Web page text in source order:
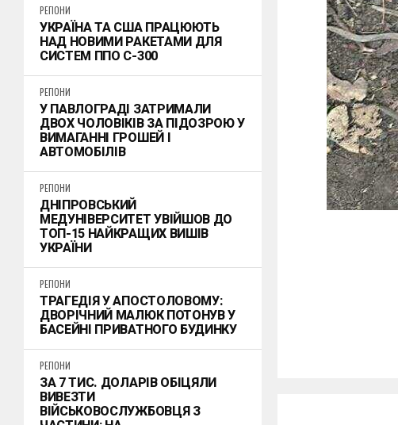
РЕГІОНИ
УКРАЇНА ТА США ПРАЦЮЮТЬ
НАД НОВИМИ РАКЕТАМИ ДЛЯ
СИСТЕМ ППО С-300
РЕГІОНИ
У ПАВЛОГРАДІ ЗАТРИМАЛИ
ДВОХ ЧОЛОВІКІВ ЗА ПІДОЗРОЮ У
ВИМАГАННІ ГРОШЕЙ І
АВТОМОБІЛІВ
РЕГІОНИ
ДНІПРОВСЬКИЙ
МЕДУНІВЕРСИТЕТ УВІЙШОВ ДО
ТОП-15 НАЙКРАЩИХ ВИШІВ
УКРАЇНИ
РЕГІОНИ
ТРАГЕДІЯ У АПОСТОЛОВОМУ:
ДВОРІЧНИЙ МАЛЮК ПОТОНУВ У
БАСЕЙНІ ПРИВАТНОГО БУДИНКУ
РЕГІОНИ
ЗА 7 ТИС. ДОЛАРІВ ОБІЦЯЛИ
ВИВЕЗТИ
ВІЙСЬКОВОСЛУЖБОВЦЯ З